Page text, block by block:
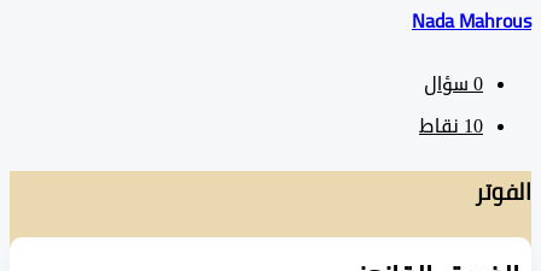
Nada
سؤال
نقاط